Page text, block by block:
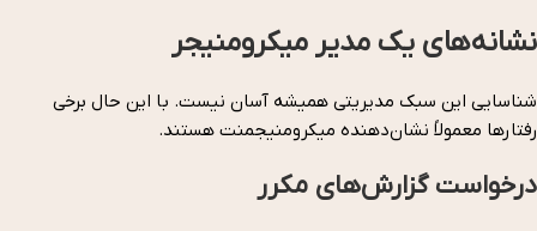
نشانه‌های یک مدیر میکرومنیجر
شناسایی این سبک مدیریتی همیشه آسان نیست. با این حال برخی
رفتارها معمولاً نشان‌دهنده میکرومنیجمنت هستند.
درخواست گزارش‌های مکرر